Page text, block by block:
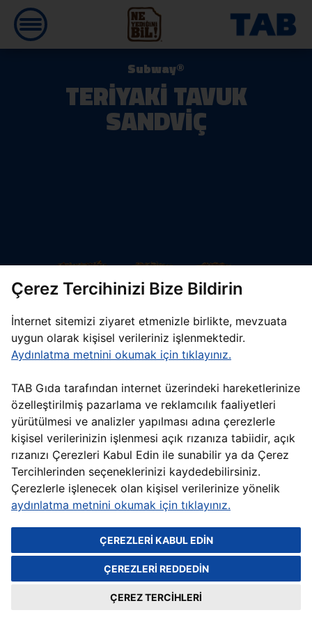
Çerez Tercihinizi Bize Bildirin
İnternet sitemizi ziyaret etmenizle birlikte, mevzuata
uygun olarak kişisel verileriniz işlenmektedir.
Aydınlatma metnini okumak için tıklayınız.
TAB Gıda tarafından internet üzerindeki hareketlerinize
özelleştirilmiş pazarlama ve reklamcılık faaliyetleri
yürütülmesi ve analizler yapılması adına çerezlerle
kişisel verilerinizin işlenmesi açık rızanıza tabiidir, açık
rızanızı Çerezleri Kabul Edin ile sunabilir ya da Çerez
Tercihlerinden seçeneklerinizi kaydedebilirsiniz.
Çerezlerle işlenecek olan kişisel verilerinize yönelik
aydınlatma metnini okumak için tıklayınız.
ÇEREZLERİ KABUL EDİN
ÇEREZLERİ REDDEDİN
ÇEREZ TERCİHLERİ
Subway®
TERİYAKİ TAVUK
SANDVİÇ
Görselde yer alan ürünler ve servis şekli reklam amaçlı olup,
restoranlara göre farklılık gösterebilir.
HEMEN ÖĞREN